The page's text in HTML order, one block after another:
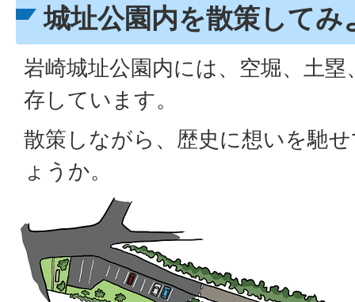
城址公園内を散策してみ
岩崎城址公園内には、空堀、土
存しています。
散策しながら、歴史に想いを馳
ょうか。